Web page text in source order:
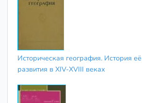
Историческая география. История
развития в XIV-XVIII веках